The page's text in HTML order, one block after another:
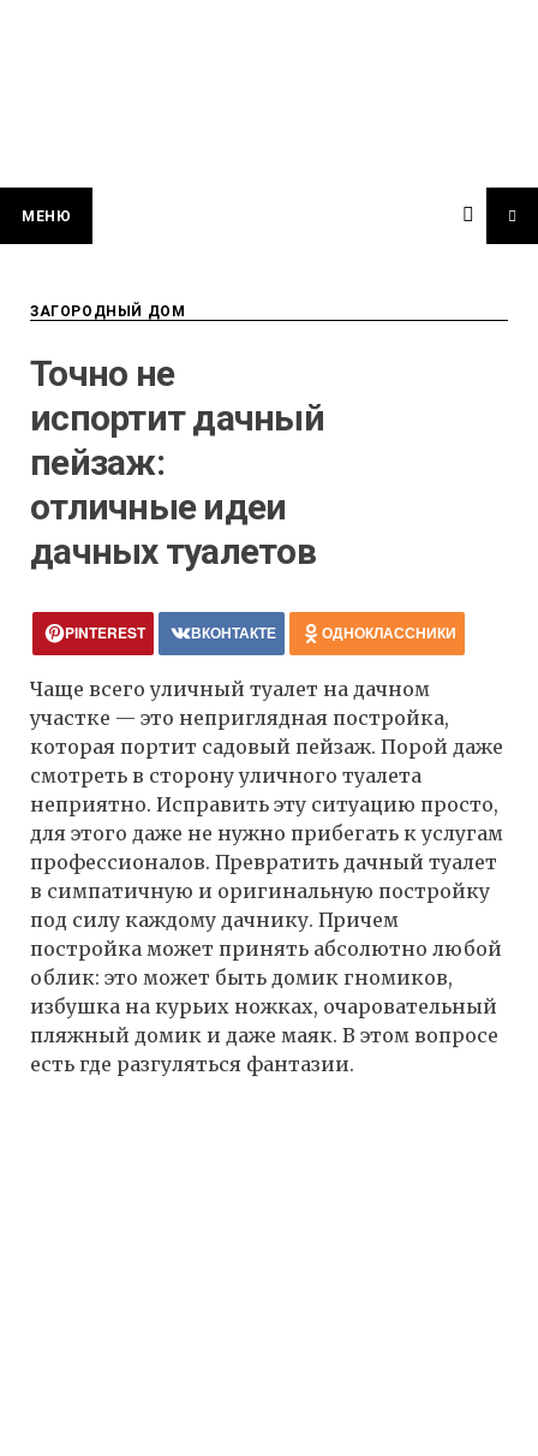
МЕНЮ
ЗАГОРОДНЫЙ ДОМ
Точно не
испортит дачный
пейзаж:
отличные идеи
дачных туалетов
PINTEREST ВКОНТАКТЕ ОДНОКЛАССНИКИ
Чаще всего уличный туалет на дачном
участке — это неприглядная постройка,
которая портит садовый пейзаж. Порой даже
смотреть в сторону уличного туалета
неприятно. Исправить эту ситуацию просто,
для этого даже не нужно прибегать к услугам
профессионалов. Превратить дачный туалет
в симпатичную и оригинальную постройку
под силу каждому дачнику. Причем
постройка может принять абсолютно любой
облик: это может быть домик гномиков,
избушка на курьих ножках, очаровательный
пляжный домик и даже маяк. В этом вопросе
есть где разгуляться фантазии.